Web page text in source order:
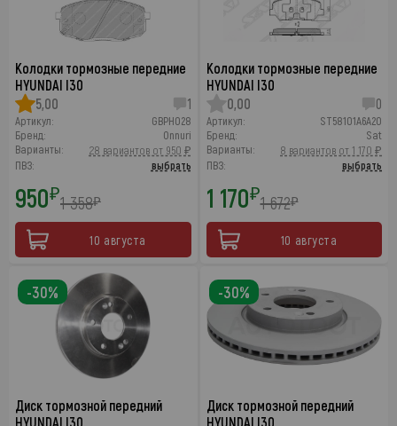
Колодки тормозные передние
HYUNDAI I30
5,00
1
Артикул:
GBPH028
Бренд:
Onnuri
Варианты:
28 вариантов от 950 ₽
ПВЗ:
выбрать
950₽1 358₽
10 августа
Колодки тормозные передние
HYUNDAI I30
0,00
0
Артикул:
ST58101A6A20
Бренд:
Sat
Варианты:
8 вариантов от 1 170 ₽
ПВЗ:
выбрать
1 170₽1 672₽
10 августа
Диск тормозной передний
HYUNDAI I30
-30%
Диск тормозной передний
HYUNDAI I30
-30%